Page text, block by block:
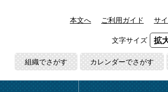
本文へ ご利用ガイド サ
文字サイズ 拡
組織でさがす カレンダーでさがす